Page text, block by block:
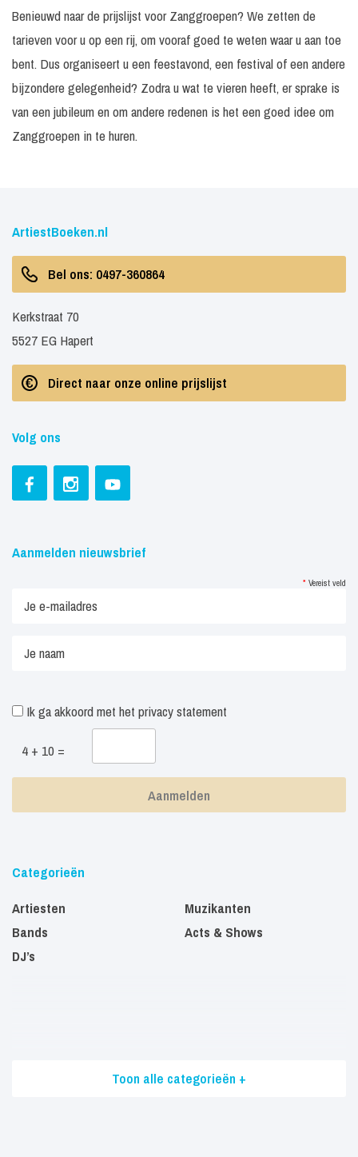
personen
Tape optreden We 30 minuten
Incl.
geluidset tot
personen
€ 3.250,
Benieuwd naar de prijslijst voor Zanggroepen? We zetten de
tarieven voor u op een rij, om vooraf goed te weten waar u aan toe
bent. Dus organiseert u een feestavond, een festival of een andere
bijzondere gelegenheid? Zodra u wat te vieren heeft, er sprake is
van een jubileum en om andere redenen is het een goed idee om
Zanggroepen in te huren.
ArtiestBoeken.nl
Bel ons: 0497-360864
Kerkstraat 70
5527 EG Hapert
Direct naar onze online prijslijst
Volg ons
Aanmelden nieuwsbrief
* Vereist veld
Ik ga akkoord met het privacy statement
4 + 10 =
Categorieën
Artiesten
Bands
DJ’s
Muzikanten
Acts & Shows
Toon alle categorieën +